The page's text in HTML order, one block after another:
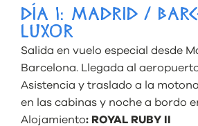
DÍA 1: MADRID /
LUXOR
Salida en vuelo especial desde
Barcelona. Llegada al
Asistencia y traslado a la
en las cabinas y noche a bordo
Alojamiento: ROYAL RUBY II